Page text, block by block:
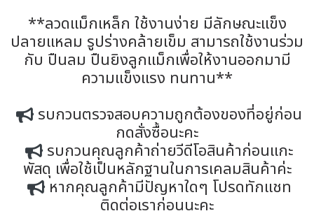
**ลวดแม็กเหล็ก ใช้งานง่าย มีลักษณะแข็ง
ปลายแหลม รูปร่างคล้ายเข็ม สามารถใช้งานร่วม
กับ ปืนลม ปืนยิงลูกแม็กเพื่อให้งานออกมามี
ความแข็งแรง ทนทาน**
รบกวนตรวจสอบความถูกต้องของที่อยู่ก่อน
กดสั่งซื้อนะคะ
รบกวนคุณลูกค้าถ่ายวีดีโอสินค้าก่อนแกะ
พัสดุ เพื่อใช้เป็นหลักฐานในการเคลมสินค้าค่ะ
หากคุณลูกค้ามีปัญหาใดๆ โปรดทักแชท
ติดต่อเราก่อนนะคะ